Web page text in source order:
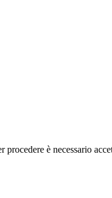
è necessario